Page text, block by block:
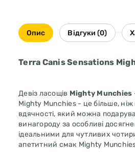
Опис Відгуки (0)
Terra Canis Sensations
Девіз ласощів Mighty Munchies
Mighty Munchies - це більше,
вдячності, який можна
винагороду за особливі
ідеальними для чутливих
апетитний смак Mighty